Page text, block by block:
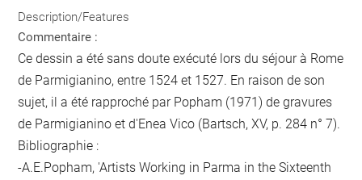
Description/Features
Commentaire :
Ce dessin a été sans doute exécuté lors du séjour à Rome
de Parmigianino, entre 1524 et 1527. En raison de son
sujet, il a été rapproché par Popham (1971) de gravures
de Parmigianino et d'Enea Vico (Bartsch, XV, p. 284 n° 7).
Bibliographie :
-A.E.Popham, 'Artists Working in Parma in the Sixteenth